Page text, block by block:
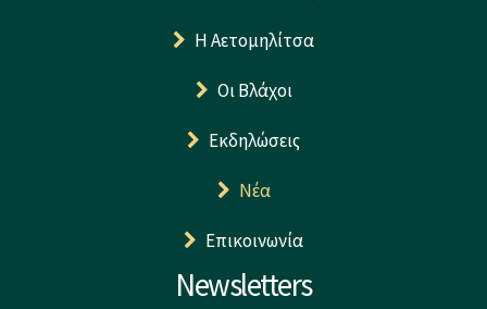
Η Αετομηλίτσα
Οι Βλάχοι
Εκδηλώσεις
Νέα
Επικοινωνία
Newsletters